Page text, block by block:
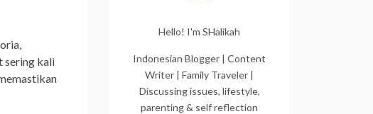
sering kali
Hello! I'm SHalikah
Indonesian Blogger | Content
Writer | Family Traveler |
Discussing issues, lifestyle,
parenting & self reflection